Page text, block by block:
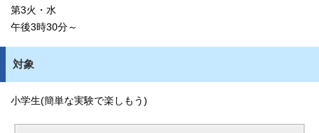
第3火・水
午後3時30分～
対象
小学生(簡単な実験で楽しもう)